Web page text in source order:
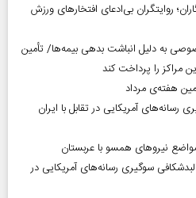
روایتگران بی‌ادعای افتخارهای ورزش
به دلیل انباشت بدهی بیمه‌ها/ تأمین
آمریکایی در تقابل با ایران
نیروهای همسو با عربستان
سوگیری رسانه‌های آمریکایی در